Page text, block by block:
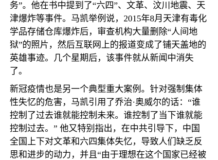
务”。他在书中提到了“六四”、文革、汶川地震、天
津爆炸等事件。马凯举例说， 2015年8月天津有毒化
学品存储仓库爆炸后，审查机构大量删除“人间地
狱”的照片，然后互联网上的报道变成了铺天盖地的
英雄事迹。几个星期后，该事件就从新闻中消失
了。
新冠疫情也是另一个典型重大案例。针对强制集体
性失忆的危害，马凯引用了乔治·奥威尔的话：“谁
控制了过去谁就能控制未来。谁控制了当下谁就能
控制过去。” 他又特别指出，在中共引导下，中国
全国上下对文革和六四集体失忆，导致人们缺乏反
思和进步的动力，并且“由于理想在这个国家已经被